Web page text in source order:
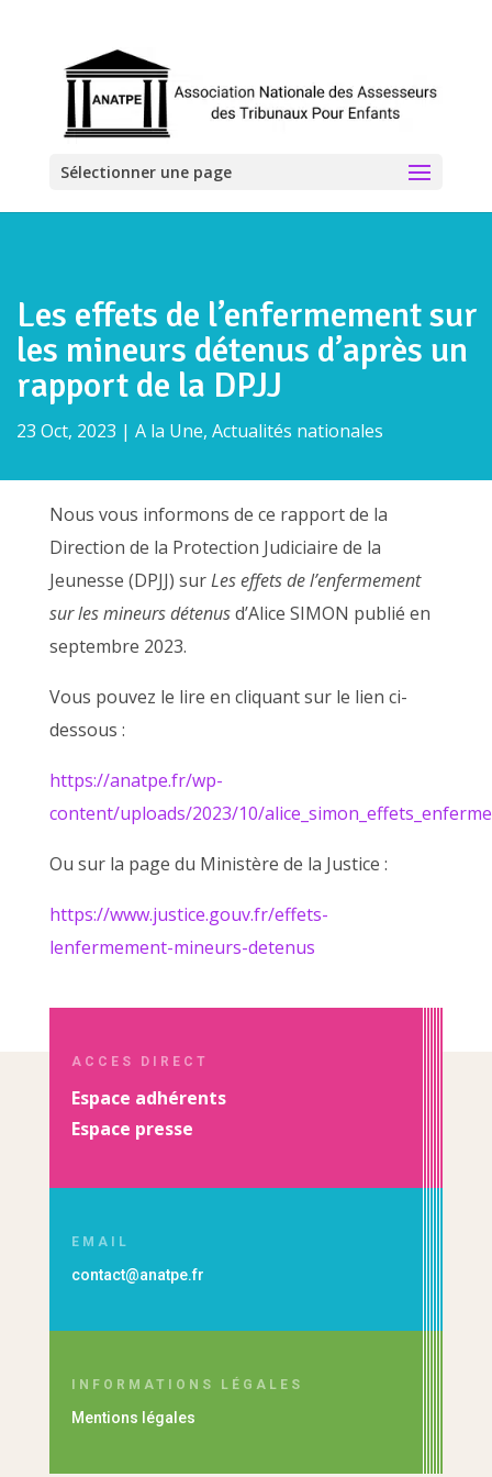
Sélectionner une page
Les effets de l’enfermement sur
les mineurs détenus d’après un
rapport de la DPJJ
23 Oct, 2023 | A la Une, Actualités nationales
Nous vous informons de ce rapport de la
Direction de la Protection Judiciaire de la
Jeunesse (DPJJ) surLes effets de l’enfermement
sur les mineurs détenusd’Alice SIMON publié en
septembre 2023.
Vous pouvez le lire en cliquant sur le lien ci-
dessous :
https://anatpe.fr/wp-
content/uploads/2023/10/
Ou sur la page du Ministère de la Justice :
https://www.justice.gouv.fr/effets-
lenfermement-mineurs-detenus
ACCES DIRECT
Espace adhérents
Espace presse
EMAIL
contact@anatpe.fr
INFORMATIONS LÉGALES
Mentions légales